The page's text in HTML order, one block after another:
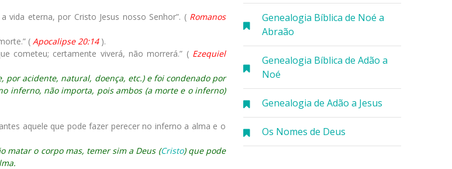
Genealogia Bíblica de Noé a
Abraão
Genealogia Bíblica de Adão a
Noé
Genealogia de Adão a Jesus
Os Nomes de Deus
eterna, por Cristo Jesus nosso Senhor”. ( Romanos
( Apocalipse 20:14).
cometeu; certamente viverá, não morrerá.” ( Ezequiel
acidente, natural, doença, etc.) e foi condenado por
inferno, não importa, pois ambos (a morte e o inferno)
aquele que pode fazer perecer no inferno a alma e o
matar o corpo mas, temer sim a Deus (Cristo) que pode